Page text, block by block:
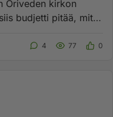
Oriveden kirkon
budjetti pitää, mitä
4 77 0